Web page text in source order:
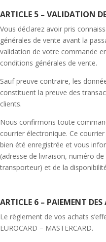
ARTICLE 5 – VALIDATION
Vous déclarez avoir pris
générales de vente avant la
validation de votre commande
conditions générales de vente.
Sauf preuve contraire, les
constituent la preuve des
clients.
Nous confirmons toute
courrier électronique. Ce
bien été enregistrée et vous
(adresse de livraison, numéro
transporteur) et de la
ARTICLE 6 – PAIEMENT
Le règlement de vos achats
EUROCARD – MASTERCARD.